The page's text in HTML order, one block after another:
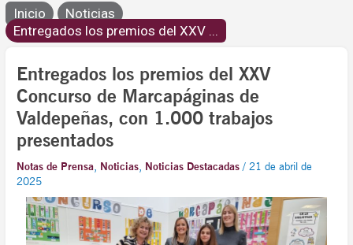
Inicio
Noticias
Entregados los premios del XXV ...
Entregados los premios del XXV
Concurso de Marcapáginas de
Valdepeñas, con 1.000 trabajos
presentados
Notas de Prensa, Noticias, Noticias Destacadas /21 de abril de
2025